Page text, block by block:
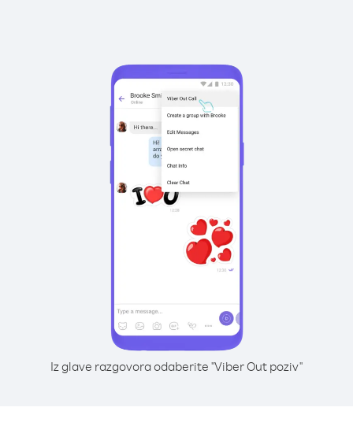
Iz glave razgovora odaberite "Viber Out poziv"